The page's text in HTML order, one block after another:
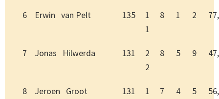
6 Erwin van Pelt 135
1
1
8 1 2
7 Jonas Hilwerda 131
2
2
8 5 9
8 Jeroen Groot 131
1
7 4 5